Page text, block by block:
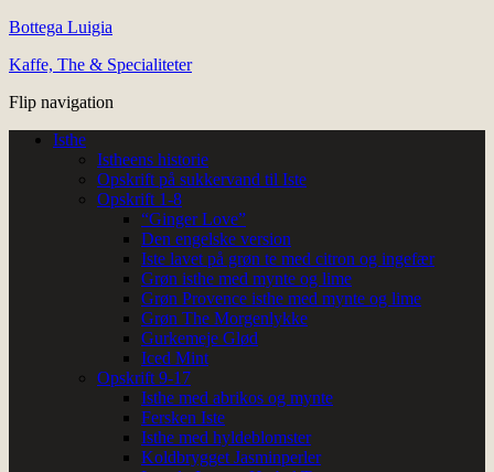
Bottega Luigia
Kaffe, The & Specialiteter
Flip navigation
Isthe
Istheens historie
Opskrift på sukkervand til Iste
Opskrift 1-8
“Ginger Love”
Den engelske version
Iste lavet på grøn te med citron og ingefær
Grøn isthe med mynte og lime
Grøn Provence isthe med mynte og lime
Grøn The Morgenlykke
Gurkemeje Glød
Iced Mint
Opskrift 9-17
Isthe med abrikos og mynte
Fersken Iste
Isthe med hyldeblomster
Koldbrygget Jasminperler